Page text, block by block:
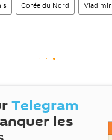
Corée du Nord
Telegram
les